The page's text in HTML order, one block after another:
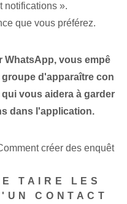
⁤notifications ».
que vous préférez.
WhatsApp, vous empê
d'apparaître con
vous aidera à garder
dans l'application.
créer des enquêt
TAIRE LES
CONTACT